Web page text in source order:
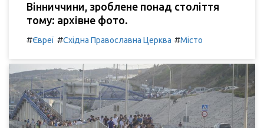
Вінниччини, зроблене понад століття
тому: архівне фото.
#Євреї #Східна Православна Церква #Місто